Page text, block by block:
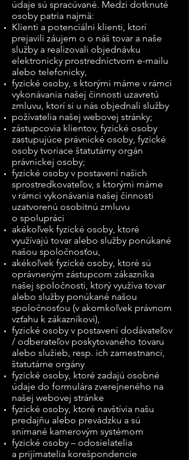
údaje sú spracúvané. Medzi dotknuté
osoby patria najmä:
Klienti a potenciálni klienti, ktorí
prejavili záujem o o náš tovar a naše
služby a realizovali objednávku
elektronicky prostredníctvom e-mailu
alebo telefonicky,
fyzické osoby, s ktorými máme v rámci
vykonávania našej činnosti uzavretú
zmluvu, ktorí si u nás objednali služby
požívatelia našej webovej stránky;
zástupcovia klientov, fyzické osoby
zastupujúce právnické osoby, fyzické
osoby tvoriace štatutárny orgán
právnickej osoby;
fyzické osoby v postavení našich
sprostredkovateľov, s ktorými máme
v rámci vykonávania našej činnosti
uzatvorenú osobitnú zmluvu
o spolupráci
akékoľvek fyzické osoby, ktoré
využívajú tovar alebo služby ponúkané
našou spoločnosťou,
akékoľvek fyzické osoby, ktoré sú
oprávneným zástupcom zákazníka
našej spoločnosti, ktorý využíva tovar
alebo služby ponúkané našou
spoločnosťou (v akomkoľvek právnom
vzťahu k zákazníkovi),
fyzické osoby v postavení dodávateľov
/ odberateľov poskytovaného tovaru
alebo služieb, resp. ich zamestnanci,
štatutárne orgány
fyzické osoby, ktoré zadajú osobné
údaje do formulára zverejneného na
našej webovej stránke
fyzické osoby, ktoré navštívia našu
predajňu alebo prevádzku a sú
snímané kamerovým systémom
fyzické osoby – odosielatelia
a prijímatelia korešpondencie